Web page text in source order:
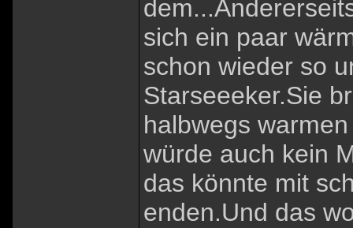
sich ein paar
schon wieder so
Starseeeker.Sie
halbwegs
würde auch kein
das könnte mit
enden.Und das